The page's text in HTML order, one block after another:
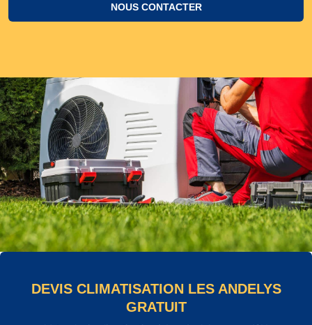
NOUS CONTACTER
DEVIS CLIMATISATION LES ANDELYS
GRATUIT